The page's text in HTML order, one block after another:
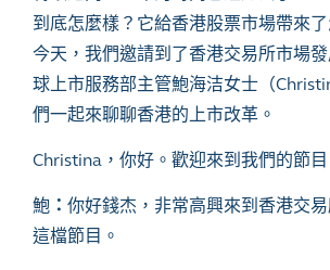
到底怎麼樣？它給香港股票市場帶來
今天，我們邀請到了香港交易所市場
球上市服務部主管鮑海洁女士（
們一起來聊聊香港的上市改革。
Christina，你好。歡迎來到我們的節目
鮑 ： 你好錢杰，非常高興來到香港交
這檔節目。